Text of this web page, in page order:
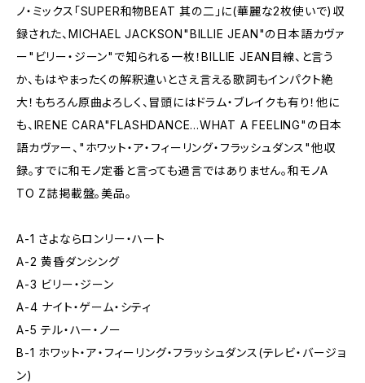
ノ・ミックス「SUPER和物BEAT 其の二」に(華麗な2枚使いで)収
録された、MICHAEL JACKSON"BILLIE JEAN"の日本語カヴァ
ー"ビリー・ジーン"で知られる一枚！BILLIE JEAN目線、と言う
か、もはやまったくの解釈違いとさえ言える歌詞もインパクト絶
大！もちろん原曲よろしく、冒頭にはドラム・ブレイクも有り！他に
も、IRENE CARA"FLASHDANCE...WHAT A FEELING"の日本
語カヴァー、"ホワット・ア・フィーリング・フラッシュダンス"他収
録。すでに和モノ定番と言っても過言ではありません。和モノA
TO Z誌掲載盤。美品。
A-1 さよならロンリー・ハート
A-2 黄昏ダンシング
A-3 ビリー・ジーン
A-4 ナイト・ゲーム・シティ
A-5 テル・ハー・ノー
B-1 ホワット・ア・フィーリング・フラッシュダンス(テレビ・バージョ
ン)